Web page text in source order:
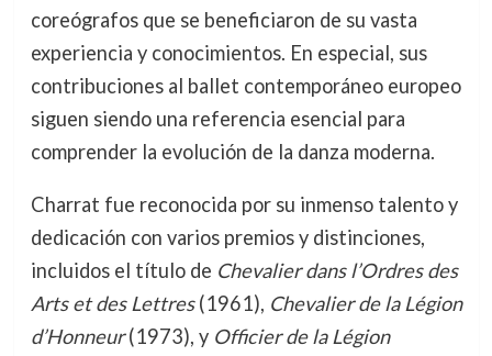
coreógrafos que se beneficiaron de su vasta
experiencia y conocimientos. En especial, sus
contribuciones al ballet contemporáneo europeo
siguen siendo una referencia esencial para
comprender la evolución de la danza moderna.
Charrat fue reconocida por su inmenso talento y
dedicación con varios premios y distinciones,
incluidos el título de Chevalier dans l’Ordres des
Arts et des Lettres(1961), Chevalier de la Légion
d’Honneur(1973), y Officier de la Légion